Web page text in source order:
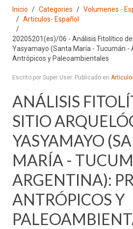
Inicio Categories
Volumenes -
Articulos- Español
20205201(es)/06 - Análisis Fitolítico
Yasyamayo (Santa María - Tucumán -
Antrópicos y Paleoambientales
Escrito por Super User. Publicado en
ANÁLISIS
SITIO
YASYAMAYO
MARÍA -
ARGENTINA):
ANTRÓPICOS Y